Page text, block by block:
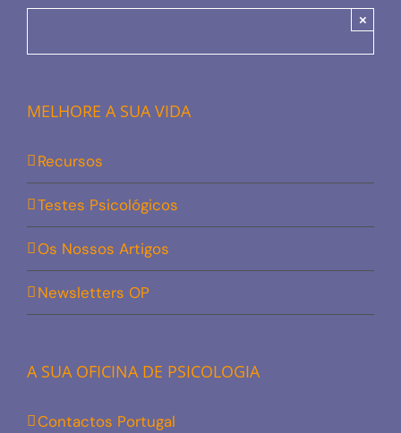
×
MELHORE A SUA VIDA
Recursos
Testes Psicológicos
Os Nossos Artigos
Newsletters OP
A SUA OFICINA DE PSICOLOGIA
Contactos Portugal